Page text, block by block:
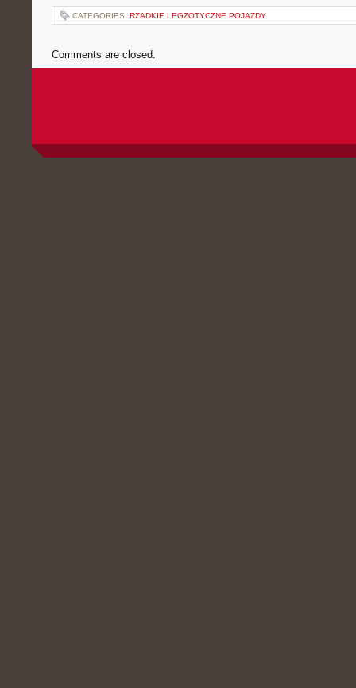
CATEGORIES: RZADKIE I EGZOTYCZNE POJAZDY
Comments are closed.